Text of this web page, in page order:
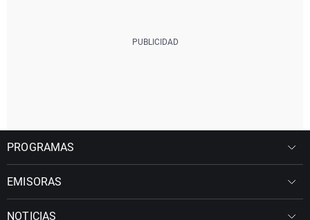
PROGRAMAS
EMISORAS
NOTICIAS